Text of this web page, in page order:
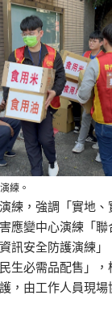
練。
練，強調「實地
應變中心演練「聯
訊安全防護演練
生必需品配售」
，由工作人員現